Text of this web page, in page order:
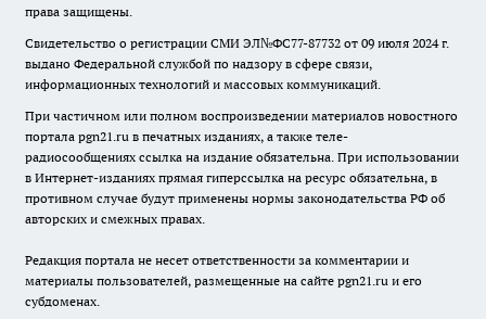
права защищены.
Свидетельство о регистрации СМИ ЭЛ№ФС77-87732 от 09 июля 2024 г.
выдано Федеральной службой по надзору в сфере связи,
информационных технологий и массовых коммуникаций.
При частичном или полном воспроизведении материалов новостного
портала pgn21.ru в печатных изданиях, а также теле-
радиосообщениях ссылка на издание обязательна. При использовании
в Интернет-изданиях прямая гиперссылка на ресурс обязательна, в
противном случае будут применены нормы законодательства РФ об
авторских и смежных правах.
Редакция портала не несет ответственности за комментарии и
материалы пользователей, размещенные на сайте pgn21.ru и его
субдоменах.